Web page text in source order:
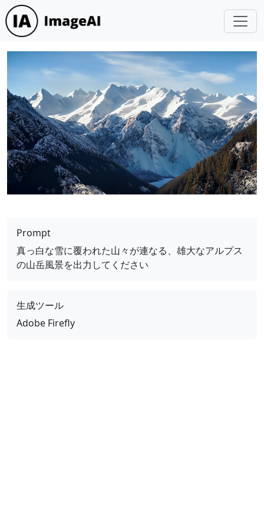
Prompt
真っ白な雪に覆われた山々が連なる、雄大なアルプス
の山岳風景を出力してください
生成ツール
Adobe Firefly